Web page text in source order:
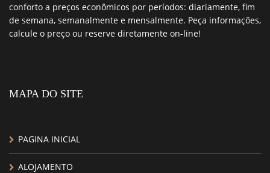
conforto a preços econômicos por períodos: diariamente, fim
de semana, semanalmente e mensalmente. Peça informações,
calcule o preço ou reserve diretamente on-line!
MAPA DO SITE
PAGINA INICIAL
ALOJAMENTO